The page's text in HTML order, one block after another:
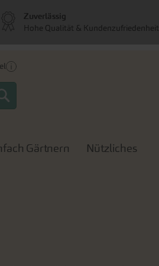
Search
Gärtnern Nützliches
Zuverlässig
Hohe Qualität & Kundenzufriedenheit